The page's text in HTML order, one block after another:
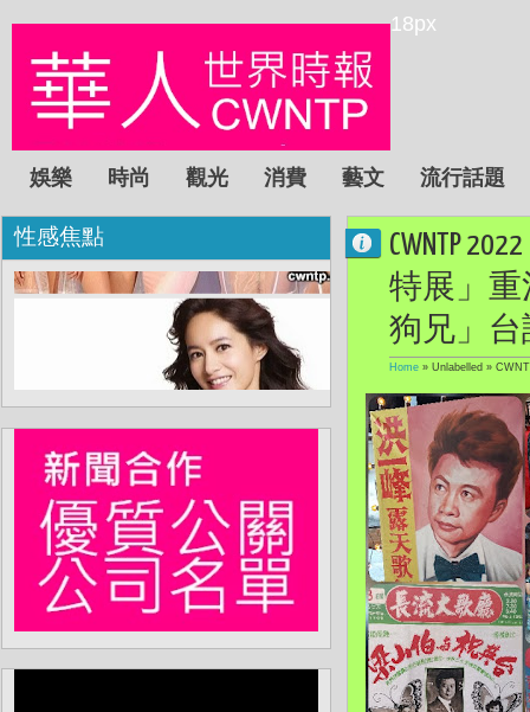
18px
娛樂 時尚 觀光 消費 藝文 流行話題
CWNTP
特展」重
狗兄」台
Home » Unlabelled »
性感焦點